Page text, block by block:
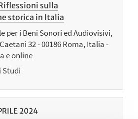
sulla
storica in Italia
per i Beni Sonori ed Audiovisivi,
32 - 00186 Roma, Italia -
e online
Studi
2024